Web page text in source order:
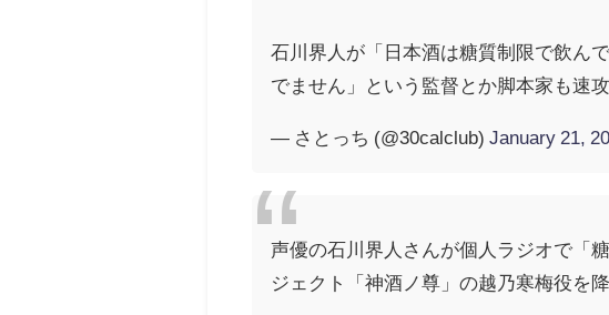
石川界人が「日本酒は糖質制限で飲ん
でません」という監督とか脚本家も速
— さとっち (@30calclub)January 21,
声優の石川界人さんが個人ラジオで「
ジェクト「神酒ノ尊」の越乃寒梅役を